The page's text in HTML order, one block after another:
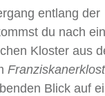
entlang der
du nach
Kloster aus
Blick auf